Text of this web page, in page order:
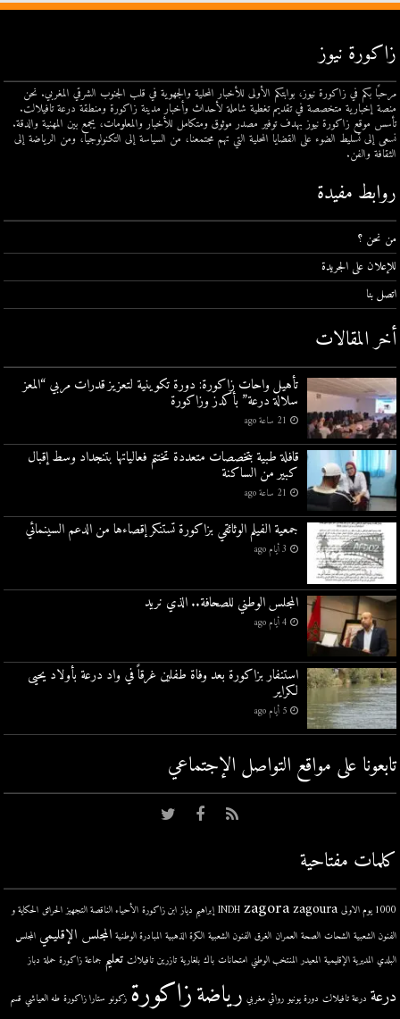
زاكورة نيوز
مرحبًا بكم في زاكورة نيوز، بوابتكم الأولى للأخبار المحلية والجهوية في قلب الجنوب الشرقي المغربي. نحن
منصة إخبارية متخصصة في تقديم تغطية شاملة لأحداث وأخبار مدينة زاكورة ومنطقة درعة تافيلالت.
تأسس موقع زاكورة نيوز بهدف توفير مصدر موثوق ومتكامل للأخبار والمعلومات، يجمع بين المهنية والدقة.
نسعى إلى تسليط الضوء على القضايا المحلية التي تهم مجتمعنا، من السياسة إلى التكنولوجيا، ومن الرياضة إلى
الثقافة والفن.
روابط مفيدة
من نحن ؟
للإعلان على الجريدة
اتصل بنا
أخر المقالات
تأهيل واحات زاكورة: دورة تكوينية لتعزيز قدرات مربي “المعز
سلالة درعة” بأكدز وزاكورة
21 ساعة ago
قافلة طبية بتخصصات متعددة تختتم فعالياتها بتنجداد وسط إقبال
كبير من الساكنة
21 ساعة ago
جمعية الفيلم الوثائقي بزاكورة تستنكر إقصاءها من الدعم السينمائي
3 أيام ago
المجلس الوطني للصحافة.. الذي نريد
4 أيام ago
استنفار بزاكورة بعد وفاة طفلين غرقاً في واد درعة بأولاد يحيى
لكراير
5 أيام ago
تابعونا على مواقع التواصل اﻹجتماعي
كلمات مفتاحية
1000 يوم الاولى INDH zagora zagoura إبراهيم دياز ابن زاكورة الأحياء الناقصة التجهيز الحرائق الحكاية و
الفنون الشعبية الشحات الصحة العمران الغرق الفنون الشعبية الكرة الذهبية المبادرة الوطنية المجلس الإقليمي المجلس
البلدي المديرية الإقليمية المعيدر المنتخب الوطني امتحانات باك بلغارية تازرين تافيلالت تعليم جماعة زاكورة حملة دباز
درعة درعة تافيلالت دورة يونيو روائي مغربي رياضةزاكورة زكونو ستارا زاكورة طه العياشي قسم